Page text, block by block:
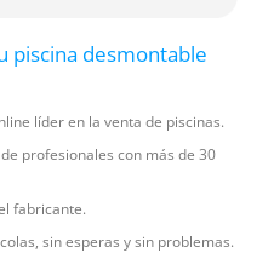
piscina desmontable
líder en la venta de piscinas.
de profesionales con más de 30
fabricante.
sin esperas y sin problemas.